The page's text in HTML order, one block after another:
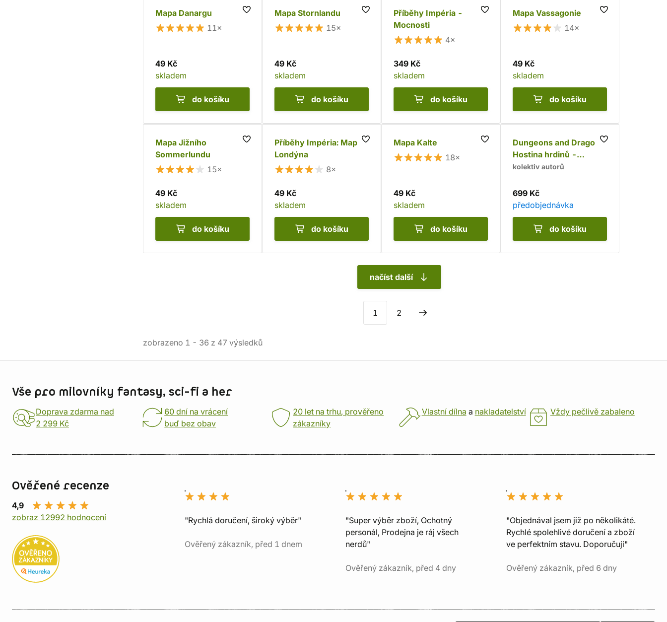
Mapa Danargu
11×
49 Kč
skladem
do košíku
Mapa Stornlandu
15×
49 Kč
skladem
do košíku
Příběhy Impéria -
Mocnosti
4×
349 Kč
skladem
do košíku
Mapa Vassagonie
14×
49 Kč
skladem
do košíku
Mapa Jižního
Sommerlundu
15×
49 Kč
skladem
do košíku
Příběhy Impéria: Mapa
Londýna
8×
49 Kč
skladem
do košíku
Mapa Kalte
18×
49 Kč
skladem
do košíku
Dungeons and Dragons:
Hostina hrdinů -
oficiální kuchařka
kolektiv autorů
699 Kč
předobjednávka
do košíku
načíst další
1 2
zobrazeno 1 - 36 z 47 výsledků
Vše pro milovníky fantasy, sci-fi a her
Doprava zdarma nad
2 299 Kč
60 dní na vrácení
buď bez obav
20 let na trhu, prověřeno
zákazníky
Vlastní dílna a nakladatelství Vždy pečlivě zabaleno
Ověřené recenze
4,9
zobraz 12992 hodnocení
"Rychlá doručení, široký výběr"
Ověřený zákazník, před 1 dnem
"Super výběr zboží, Ochotný
personál, Prodejna je ráj všech
nerdů"
Ověřený zákazník, před 4 dny
"Objednával jsem již po několikáté.
Rychlé spolehlivé doručení a zboží
ve perfektním stavu. Doporučuji"
Ověřený zákazník, před 6 dny